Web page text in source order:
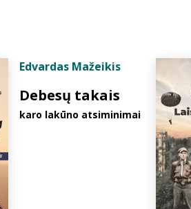
Edvardas Mažeikis
Debesų takais
karo lakūno atsiminimai